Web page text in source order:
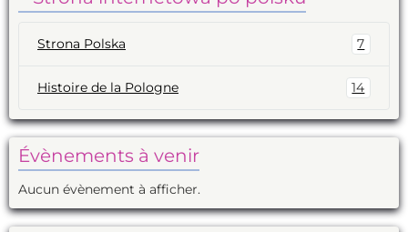
Strona Polska 7
Histoire de la Pologne 14
Évènements à venir
Aucun évènement à afficher.